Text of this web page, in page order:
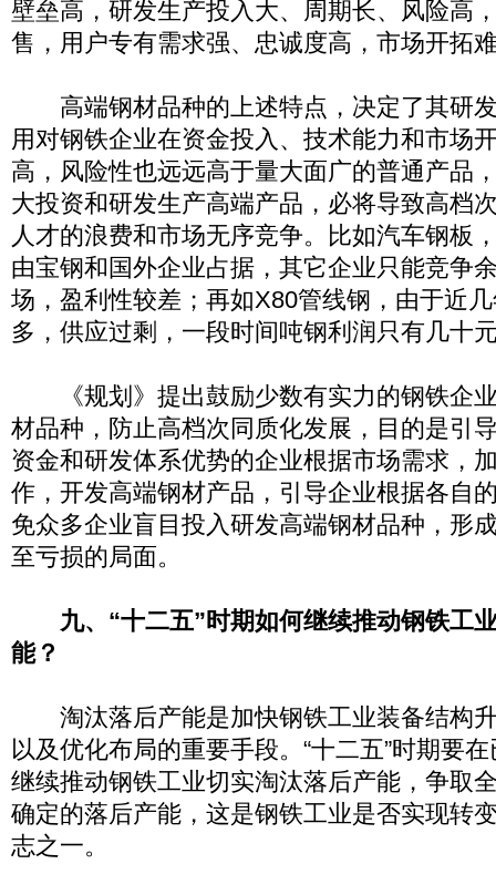
壁垒高，研发生产投入大、周期长、风险高
售，用户专有需求强、忠诚度高，市场开拓
高端钢材品种的上述特点，决定了其研
用对钢铁企业在资金投入、技术能力和市场
高，风险性也远远高于量大面广的普通产品
大投资和研发生产高端产品，必将导致高档
人才的浪费和市场无序竞争。比如汽车钢板
由宝钢和国外企业占据，其它企业只能竞争
场，盈利性较差；再如X80管线钢，由于近
多，供应过剩，一段时间吨钢利润只有几十
《规划》提出鼓励少数有实力的钢铁企
材品种，防止高档次同质化发展，目的是引
资金和研发体系优势的企业根据市场需求，
作，开发高端钢材产品，引导企业根据各自
免众多企业盲目投入研发高端钢材品种，形
至亏损的局面。
九、“十二五”时期如何继续推动钢铁工
能？
淘汰落后产能是加快钢铁工业装备结构
以及优化布局的重要手段。“十二五”时期要
继续推动钢铁工业切实淘汰落后产能，争取
确定的落后产能，这是钢铁工业是否实现转
志之一。